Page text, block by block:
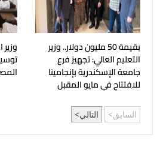
بقيمة 50 مليون دولار.. وزير
التعليم العالي: تجهيز فرع
جامعة الإسكندرية بإنجامينا
للافتتاح في مايو المقبل
السابق التالي